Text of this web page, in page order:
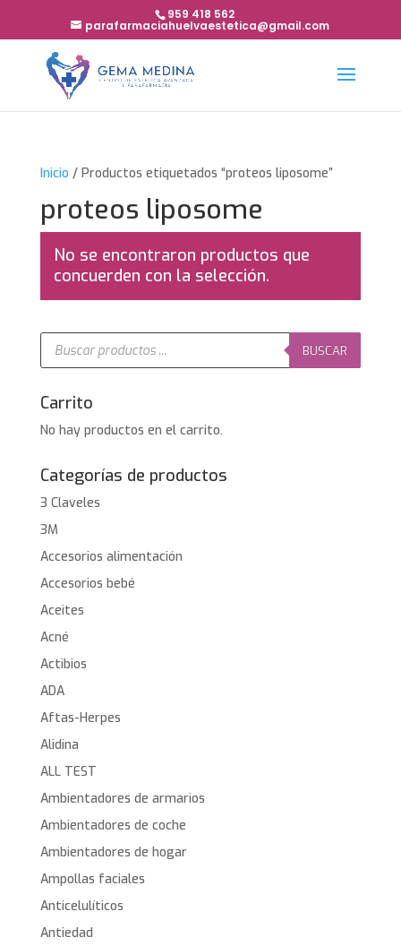
959 418 562
parafarmaciahuelvaestetica@gmail.com
Inicio / Productos etiquetados “proteos liposome”
proteos liposome
No se encontraron productos que
concuerden con la selección.
Búsqueda
productos
BUSCAR
Carrito
No hay productos en el carrito.
Categorías de productos
3 Claveles
3M
Accesorios alimentación
Accesorios bebé
Aceites
Acné
Actibios
ADA
Aftas-Herpes
Alidina
ALL TEST
Ambientadores de armarios
Ambientadores de coche
Ambientadores de hogar
Ampollas faciales
Anticelulíticos
Antiedad